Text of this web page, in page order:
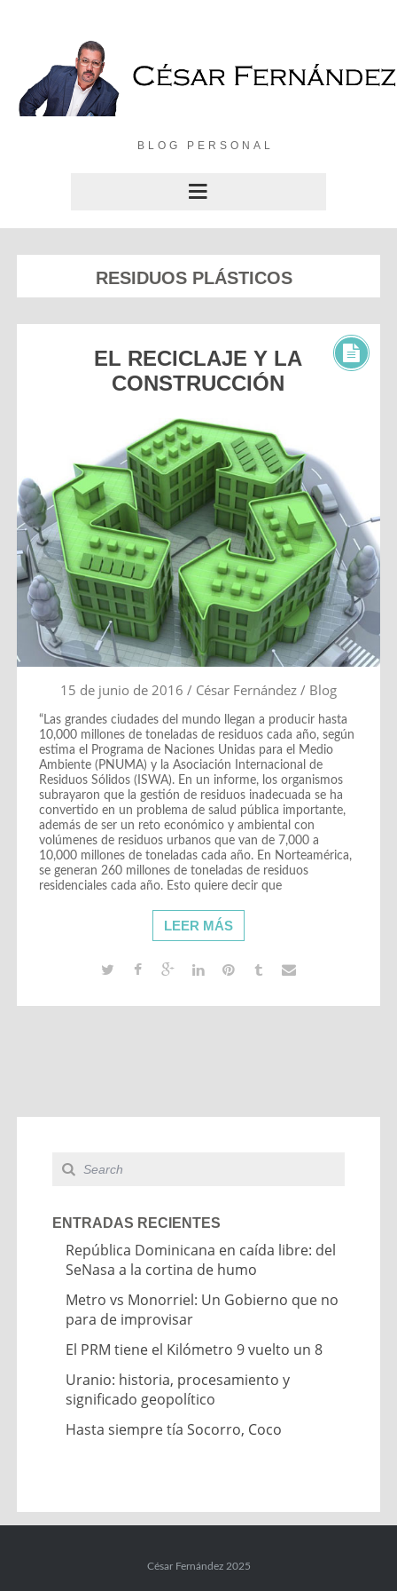
BLOG PERSONAL
RESIDUOS PLÁSTICOS
EL RECICLAJE Y LA
CONSTRUCCIÓN
15 de junio de 2016 / César Fernández/ Blog
“Las grandes ciudades del mundo llegan a producir hasta
10,000 millones de toneladas de residuos cada año, según
estima el Programa de Naciones Unidas para el Medio
Ambiente (PNUMA) y la Asociación Internacional de
Residuos Sólidos (ISWA). En un informe, los organismos
subrayaron que la gestión de residuos inadecuada se ha
convertido en un problema de salud pública importante,
además de ser un reto económico y ambiental con
volúmenes de residuos urbanos que van de 7,000 a
10,000 millones de toneladas cada año. En Norteamérica,
se generan 260 millones de toneladas de residuos
residenciales cada año. Esto quiere decir que
LEER MÁS
ENTRADAS RECIENTES
República Dominicana en caída libre: del
SeNasa a la cortina de humo
Metro vs Monorriel: Un Gobierno que no
para de improvisar
El PRM tiene el Kilómetro 9 vuelto un 8
Uranio: historia, procesamiento y
significado geopolítico
Hasta siempre tía Socorro, Coco
César Fernández 2025